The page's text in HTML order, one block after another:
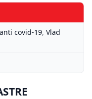
covid-19, Vlad